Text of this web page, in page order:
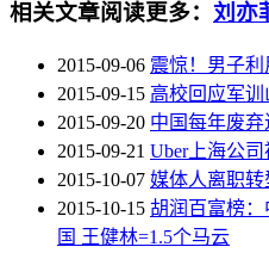
相关文章阅读更多： 刘亦
2015-09-06 震惊！男子
2015-09-15 高校回应军
2015-09-20 中国每年废
2015-09-21 Uber上海公司
2015-10-07 媒体人离职转
2015-10-15 胡润百富榜
国 王健林=1.5个马云